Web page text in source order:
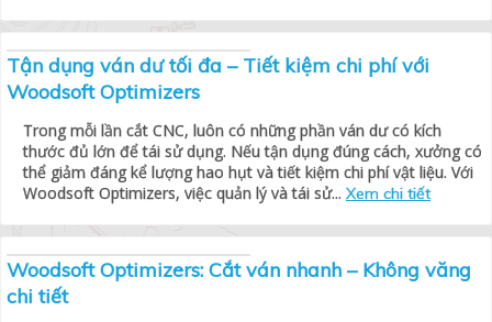
Tận dụng ván dư tối đa – Tiết kiệm chi phí với
Woodsoft Optimizers
Trong mỗi lần cắt CNC, luôn có những phần ván dư có kích
thước đủ lớn để tái sử dụng. Nếu tận dụng đúng cách, xưởng có
thể giảm đáng kể lượng hao hụt và tiết kiệm chi phí vật liệu. Với
Woodsoft Optimizers, việc quản lý và tái sử... Xem chi tiết
Woodsoft Optimizers: Cắt ván nhanh – Không văng
chi tiết